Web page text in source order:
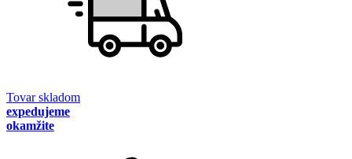
Tovar skladom
expedujeme
okamžite